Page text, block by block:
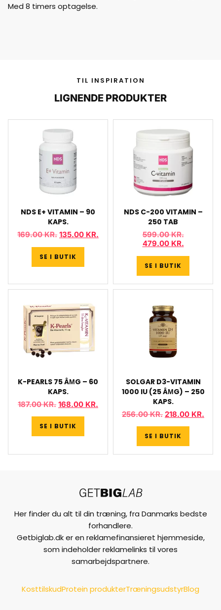
Med 8 timers optagelse.
TIL INSPIRATION
LIGNENDE PRODUKTER
NDS E+ VITAMIN – 90
KAPS.
169.00KR. 135.00 KR.
SE I BUTIK
NDS C-200 VITAMIN –
250 TAB
599.00KR.
479.00 KR.
SE I BUTIK
K-PEARLS 75 ÂΜG – 60
KAPS.
187.00KR. 168.00 KR.
SE I BUTIK
SOLGAR D3-VITAMIN
1000 IU (25 ÂΜG) – 250
KAPS.
256.00KR. 218.00 KR.
SE I BUTIK
Her finder du alt til din træning, fra Danmarks bedste
forhandlere.
Getbiglab.dk er en reklamefinansieret hjemmeside,
som indeholder reklamelinks til vores
samarbejdspartnere.
KosttilskudProtein produkterTræningsudstyrBlog